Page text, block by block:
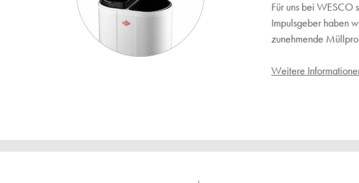
Für uns bei WESCO
Impulsgeber haben
zunehmende
Weitere